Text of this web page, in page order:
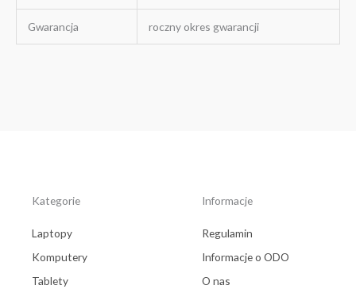
Gwarancja roczny okres gwarancji
Kategorie
Laptopy
Komputery
Tablety
Informacje
Regulamin
Informacje o ODO
O nas